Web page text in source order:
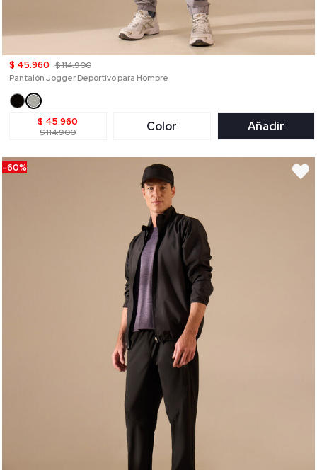
$ 45.960 $ 114.900
Pantalón Jogger Deportivo para Hombre
$ 45.960
$ 114.900 Color Añadir
-60%